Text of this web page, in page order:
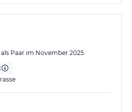
als Paar im November 2025